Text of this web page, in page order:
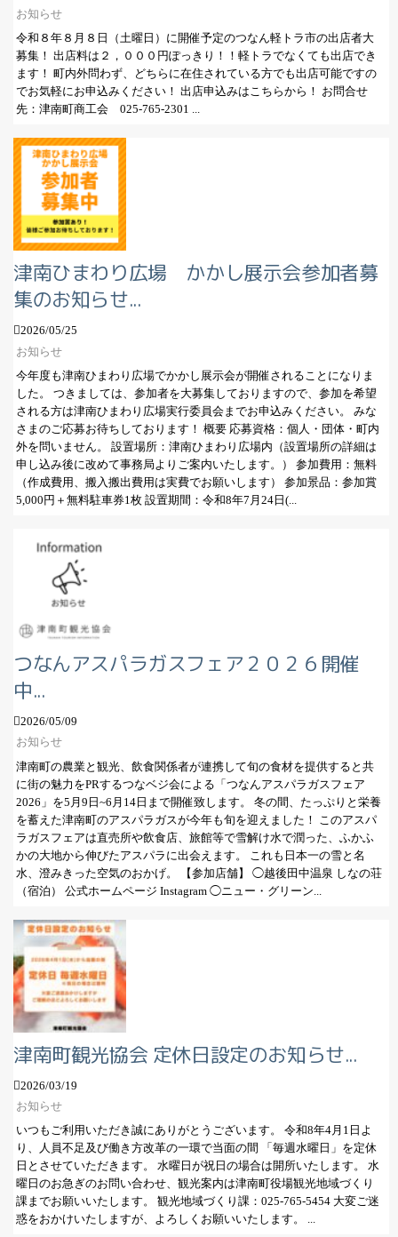
お知らせ
令和８年８月８日（土曜日）に開催予定のつなん軽トラ市の出店者大
募集！ 出店料は２，０００円ぽっきり！！軽トラでなくても出店でき
ます！ 町内外問わず、どちらに在住されている方でも出店可能ですの
でお気軽にお申込みください！ 出店申込みはこちらから！ お問合せ
先：津南町商工会 025-765-2301 ...
津南ひまわり広場 かかし展示会参加者募
集のお知らせ...
2026/05/25
お知らせ
今年度も津南ひまわり広場でかかし展示会が開催されることになりま
した。 つきましては、参加者を大募集しておりますので、参加を希望
される方は津南ひまわり広場実行委員会までお申込みください。 みな
さまのご応募お待ちしております！ 概要 応募資格：個人・団体・町内
外を問いません。 設置場所：津南ひまわり広場内（設置場所の詳細は
申し込み後に改めて事務局よりご案内いたします。） 参加費用：無料
（作成費用、搬入搬出費用は実費でお願いします） 参加景品：参加賞
5,000円＋無料駐車券1枚 設置期間：令和8年7月24日(...
つなんアスパラガスフェア２０２６開催
中...
2026/05/09
お知らせ
津南町の農業と観光、飲食関係者が連携して旬の食材を提供すると共
に街の魅力をPRするつなベジ会による「つなんアスパラガスフェア
2026」を5月9日~6月14日まで開催致します。 冬の間、たっぷりと栄養
を蓄えた津南町のアスパラガスが今年も旬を迎えました！ このアスパ
ラガスフェアは直売所や飲食店、旅館等で雪解け水で潤った、ふかふ
かの大地から伸びたアスパラに出会えます。 これも日本一の雪と名
水、澄みきった空気のおかげ。 【参加店舗】 ◯越後田中温泉 しなの荘
（宿泊） 公式ホームページ Instagram ◯ニュー・グリーン...
津南町観光協会 定休日設定のお知らせ...
2026/03/19
お知らせ
いつもご利用いただき誠にありがとうございます。 令和8年4月1日よ
り、人員不足及び働き方改革の一環で当面の間 「毎週水曜日」を定休
日とさせていただきます。 水曜日が祝日の場合は開所いたします。 水
曜日のお急ぎのお問い合わせ、観光案内は津南町役場観光地域づくり
課までお願いいたします。 観光地域づくり課：025-765-5454 大変ご迷
惑をおかけいたしますが、よろしくお願いいたします。 ...